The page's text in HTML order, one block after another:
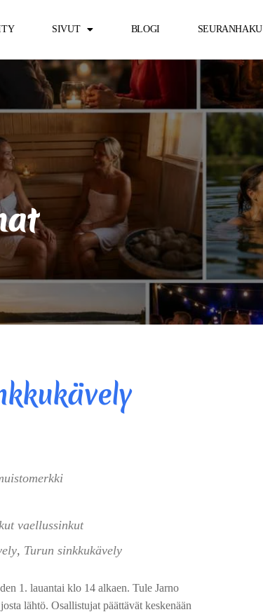
SIVUT BLOGI SEURANHAKU
vaellussinkut
, Turun sinkkukävely
1. lauantai klo 14 alkaen. Tule Jarno
lähtö. Osallistujat päättävät keskenään